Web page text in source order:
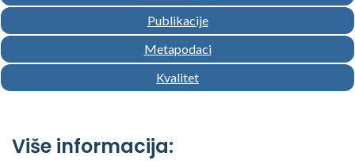
Publikacije
Metapodaci
Kvalitet
Više informacija: